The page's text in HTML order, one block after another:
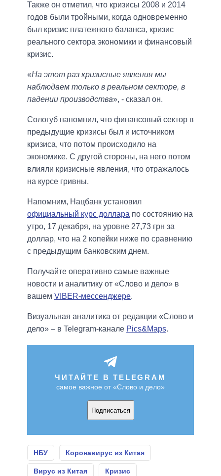
Также он отметил, что кризисы 2008 и 2014
годов были тройными, когда одновременно
был кризис платежного баланса, кризис
реального сектора экономики и финансовый
кризис.
«На этот раз кризисные явления мы
наблюдаем только в реальном секторе, в
падении производства», - сказал он.
Сологуб напомнил, что финансовый сектор в
предыдущие кризисы был и источником
кризиса, что потом происходило на
экономике. С другой стороны, на него потом
влияли кризисные явления, что отражалось
на курсе гривны.
Напомним, Нацбанк установил
официальный курс доллара по состоянию на
утро, 17 декабря, на уровне 27,73 грн за
доллар, что на 2 копейки ниже по сравнению
с предыдущим банковским днем.
Получайте оперативно самые важные
новости и аналитику от «Слово и дело» в
вашем VIBER-мессенджере.
Визуальная аналитика от редакции «Слово и
дело» – в Telegram-канале Pics&Maps.
ЧИТАЙТЕ В TELEGRAM
самое важное от «Слово и дело»
Подписаться
НБУ Коронавирус из Китая
Вирус из Китая Кризис